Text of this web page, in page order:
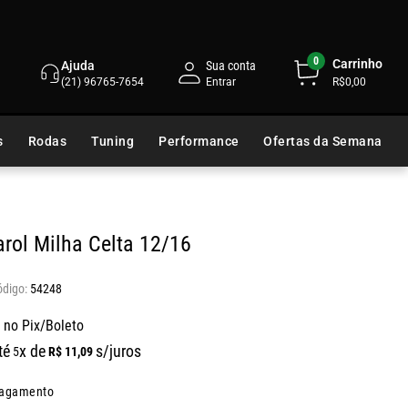
Ajuda
(21) 96765-7654
Sua conta 0 Carrinho
R$0,00
Rodas Tuning Performance Ofertas da Semana
Milha Celta 12/16
54248
no Pix/Boleto
5x de R$ 11,09 s/juros